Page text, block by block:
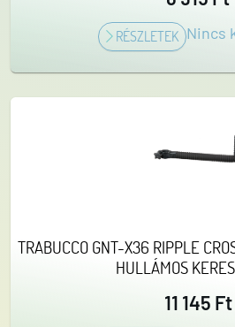
RÉSZLETEK Nincs
TRABUCCO GNT-X36 RIPPLE
HULLÁMOS
11 145 Ft